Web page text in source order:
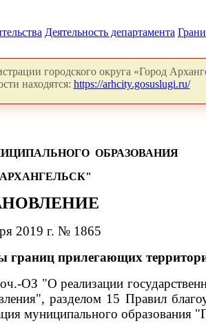
Деятельность департамента
городского округа «Город
находятся: https://arhcity.gosuslugi.ru/
ОБРАЗОВАНИЯ
АРХАНГЕЛЬСК"
2019 г. № 1865
границ прилегающих
ОЗ "О реализации
разделом 15 Правил
муниципального образования